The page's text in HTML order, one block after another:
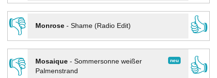
👎
Monrose- Shame (Radio Edit)
👍
👎
neu
Mosaique- Sommersonne weißer
Palmenstrand
👍